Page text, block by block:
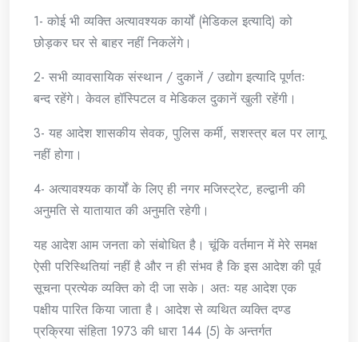
1- कोई भी व्यक्ति अत्यावश्यक कार्यों (मेडिकल इत्यादि) को
छोड़कर घर से बाहर नहीं निकलेंगे।
2- सभी व्यावसायिक संस्थान / दुकानें / उद्योग इत्यादि पूर्णतः
बन्द रहेंगे। केवल हॉस्पिटल व मेडिकल दुकानें खुली रहेंगी।
3- यह आदेश शासकीय सेवक, पुलिस कर्मी, सशस्त्र बल पर लागू
नहीं होगा।
4- अत्यावश्यक कार्यों के लिए ही नगर मजिस्ट्रेट, हल्द्वानी की
अनुमति से यातायात की अनुमति रहेगी।
यह आदेश आम जनता को संबोधित है। चूंकि वर्तमान में मेरे समक्ष
ऐसी परिस्थितियां नहीं है और न ही संभव है कि इस आदेश की पूर्व
सूचना प्रत्येक व्यक्ति को दी जा सके। अतः यह आदेश एक
पक्षीय पारित किया जाता है। आदेश से व्यथित व्यक्ति दण्ड
प्रक्रिया संहिता 1973 की धारा 144 (5) के अन्तर्गत